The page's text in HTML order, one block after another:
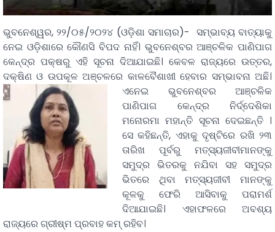
ଭୁବନେଶ୍ୱର, ୨୨/୦୫/୨୦୨୪ (ଓଡ଼ିଶା ସମାଚାର)- ସମ୍ଭାବ୍ୟ ବାତ୍ୟାକୁ
ନେଇ ଓଡ଼ିଶାରେ କୌଣସି ବିପଦ ନାହିଁ। ଭୁବନେଶ୍ବର ଆଞ୍ଚଳିକ ପାଣିପାଗ
କେନ୍ଦ୍ର ପକ୍ଷରୁ ଏହି ସୂଚନା ଦିଆଯାଇଛି। କେବଳ ରାଜ୍ୟରେ ଉତ୍ତର,
ଦକ୍ଷିଣ ଓ ଉପକୂଳ ଅଞ୍ଚଳରେ କାଳବୈଶାଖୀ ହେବାର ସମ୍ଭାବନା ଅଛି।
ଏନେଇ ଭୁବନେଶ୍ବର ଆଞ୍ଚଳିକ
ପାଣିପାଗ କେନ୍ଦ୍ର ନିର୍ଦ୍ଦେଶିକା
ମନୋରମା ମହାନ୍ତି ସୂଚନା ଦେଇଛନ୍ତି ।
ସେ କହିଛନ୍ତି, ଏହାକୁ ଦୃଷ୍ଟିରେ ରଖି ୨୩
ତାରିଖ ପୂର୍ବରୁ ମତ୍ସ୍ୟଜୀବୀମାନଙ୍କୁ
ସମୁଦ୍ର ଭିତରକୁ ନଯିବା ସହ ସମୁଦ୍ର
ଭିତରେ ଥିବା ମତ୍ସ୍ୟଜୀବୀ ମାନଙ୍କୁ
କୂଳକୁ ଫେରି ଆସିବାକୁ ପରାମର୍ଶ
ଦିଆଯାଇଛି। ଏହାଫଳରେ ଅବଶ୍ୟ
ରାଜ୍ୟରେ ଗ୍ରୀଷ୍ମ ପ୍ରବାହ କମ୍ ରହିବ।